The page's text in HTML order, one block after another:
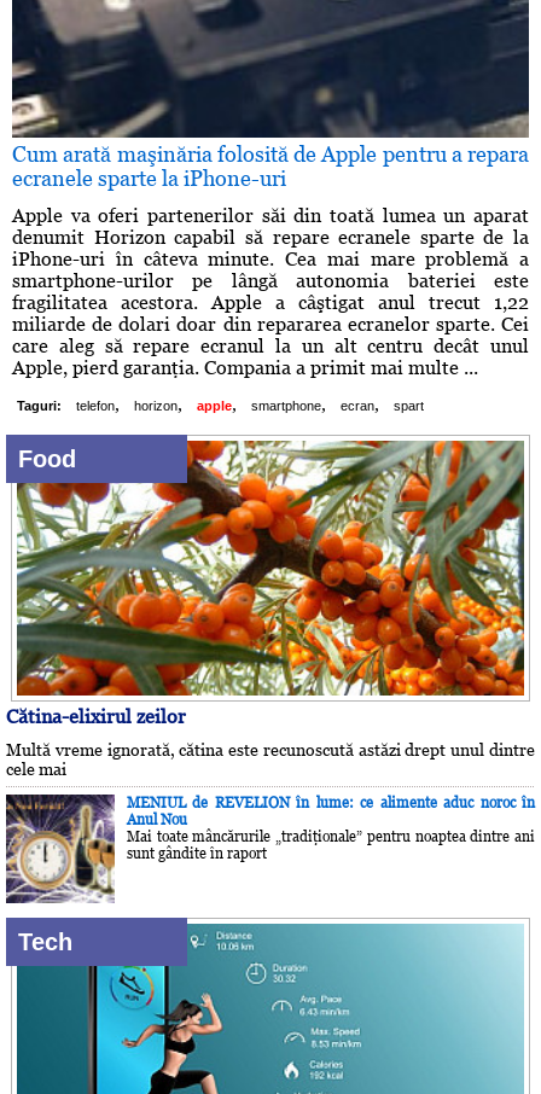
Cum arată maşinăria folosită de Apple pentru a repara
ecranele sparte la iPhone-uri
Apple va oferi partenerilor săi din toată lumea un aparat
denumit Horizon capabil să repare ecranele sparte de la
iPhone-uri în câteva minute. Cea mai mare problemă a
smartphone-urilor pe lângă autonomia bateriei este
fragilitatea acestora. Apple a câştigat anul trecut 1,22
miliarde de dolari doar din repararea ecranelor sparte. Cei
care aleg să repare ecranul la un alt centru decât unul
Apple, pierd garanţia. Compania a primit mai multe ...
Taguri: telefon, horizon, apple, smartphone, ecran, spart
Food
Cătina-elixirul zeilor
Multă vreme ignorată, cătina este recunoscută astăzi drept unul dintre
cele mai
MENIUL de REVELION în lume: ce alimente aduc noroc în
Anul Nou
Mai toate mâncărurile „tradiţionale” pentru noaptea dintre ani
sunt gândite în raport
Tech